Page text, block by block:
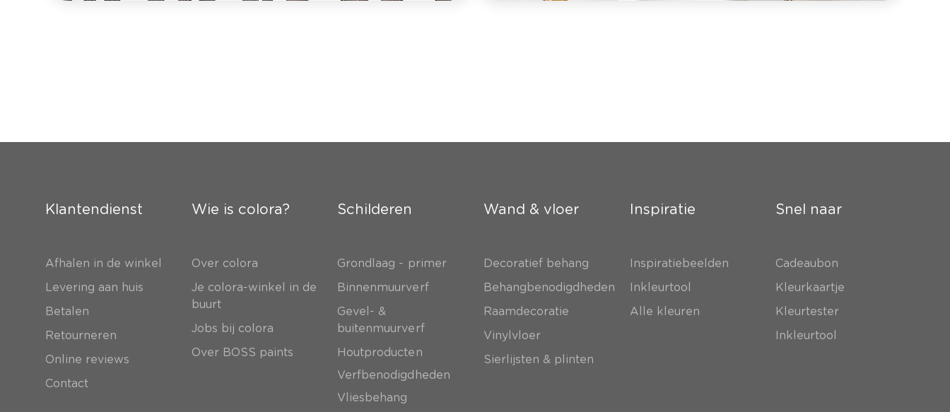
Klantendienst
Afhalen in de winkel
Levering aan huis
Betalen
Retourneren
Online reviews
Contact
Wie is colora?
Over colora
Je colora-winkel in de
buurt
Jobs bij colora
Over BOSS paints
Schilderen
Grondlaag - primer
Binnenmuurverf
Gevel- &
buitenmuurverf
Houtproducten
Verfbenodigdheden
Vliesbehang
Wand & vloer
Decoratief behang
Behangbenodigdheden
Raamdecoratie
Vinylvloer
Sierlijsten & plinten
Inspiratie
Inspiratiebeelden
Inkleurtool
Alle kleuren
Snel naar
Cadeaubon
Kleurkaartje
Kleurtester
Inkleurtool